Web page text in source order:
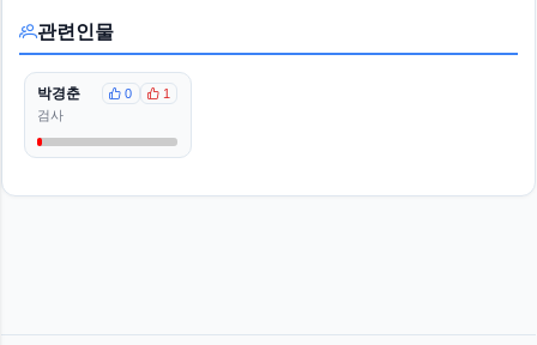
관련인물
박경춘 0
1
검사